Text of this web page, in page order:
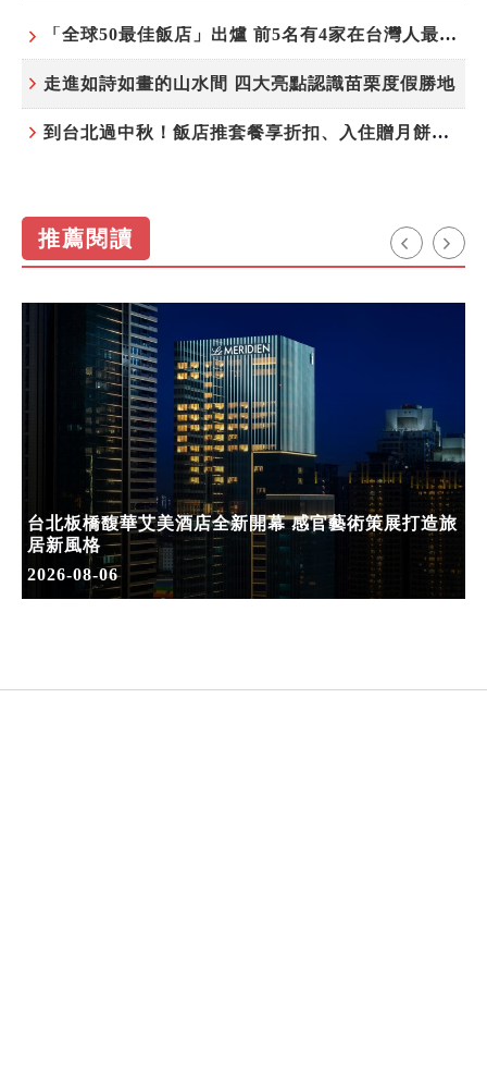
「全球50最佳飯店」出爐 前5名有4家在台灣人最常去的城市！
走進如詩如畫的山水間 四大亮點認識苗栗度假勝地
到台北過中秋！飯店推套餐享折扣、入住贈月餅禮盒
推薦閱讀
台北板橋馥華艾美酒店全新開幕 感官藝術策展打造旅
居新風格
2026-08-06